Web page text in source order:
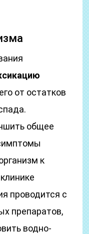
от остатков
общее
к
проводится с
препаратов,
водно-